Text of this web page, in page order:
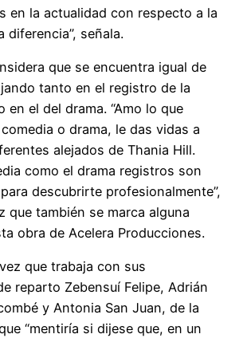
en la actualidad con respecto a la
diferencia”, señala.
que se encuentra igual de
tanto en el registro de la
en el del drama. “Amo lo que
o drama, le das vidas a
alejados de Thania Hill.
como el drama registros son
descubrirte profesionalmente”,
que también se marca alguna
obra de Acelera Producciones.
que trabaja con sus
reparto Zebensuí Felipe, Adrián
y Antonia San Juan, de la
“mentiría si dijese que, en un